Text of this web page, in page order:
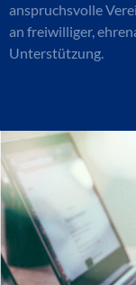
anspruchsvolle
an freiwilliger,
Unterstützung.